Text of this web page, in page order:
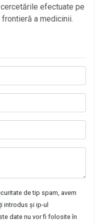
efectuate pe
a medicinii.
de tip spam, avem
introdus și ip-ul
date nu vor fi folosite în